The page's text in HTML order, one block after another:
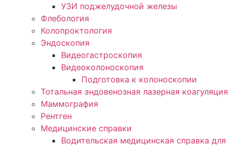
УЗИ поджелудочной железы
Флебология
Колопроктология
Эндоскопия
Видеогастроскопия
Видеоколоноскопия
Подготовка к колоноскопии
Тотальная эндовенозная лазерная коагуляция
Маммография
Рентген
Медицинские справки
Водительская медицинская справка для